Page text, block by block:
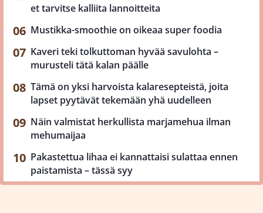
et tarvitse kalliita lannoitteita
Mustikka-smoothie on oikeaa super foodia
Kaveri teki tolkuttoman hyvää savulohta –
murusteli tätä kalan päälle
Tämä on yksi harvoista kalaresepteistä, joita
lapset pyytävät tekemään yhä uudelleen
Näin valmistat herkullista marjamehua ilman
mehumaijaa
Pakastettua lihaa ei kannattaisi sulattaa ennen
paistamista – tässä syy